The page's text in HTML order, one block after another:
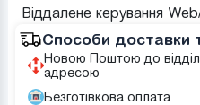
Віддалене керування
Способи доставки
Новою Поштою до
адресою
Безготівкова оплата